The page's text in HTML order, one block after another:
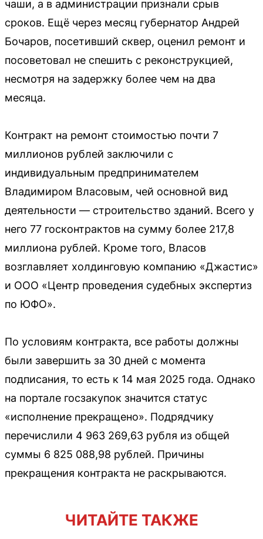
чаши, а в администрации признали срыв
сроков. Ещё через месяц губернатор Андрей
Бочаров, посетивший сквер, оценил ремонт и
посоветовал не спешить с реконструкцией,
несмотря на задержку более чем на два
месяца.
Контракт на ремонт стоимостью почти 7
миллионов рублей заключили с
индивидуальным предпринимателем
Владимиром Власовым, чей основной вид
деятельности — строительство зданий. Всего у
него 77 госконтрактов на сумму более 217,8
миллиона рублей. Кроме того, Власов
возглавляет холдинговую компанию «Джастис»
и ООО «Центр проведения судебных экспертиз
по ЮФО».
По условиям контракта, все работы должны
были завершить за 30 дней с момента
подписания, то есть к 14 мая 2025 года. Однако
на портале госзакупок значится статус
«исполнение прекращено». Подрядчику
перечислили 4 963 269,63 рубля из общей
суммы 6 825 088,98 рублей. Причины
прекращения контракта не раскрываются.
ЧИТАЙТЕ ТАКЖЕ